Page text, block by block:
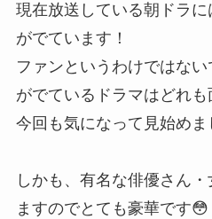
現在放送している朝ドラ
がでています！
ファンというわけではな
がでているドラマはどれ
今回も気になって見始めま
しかも、有名な俳優さん
ますのでとても豪華です😳